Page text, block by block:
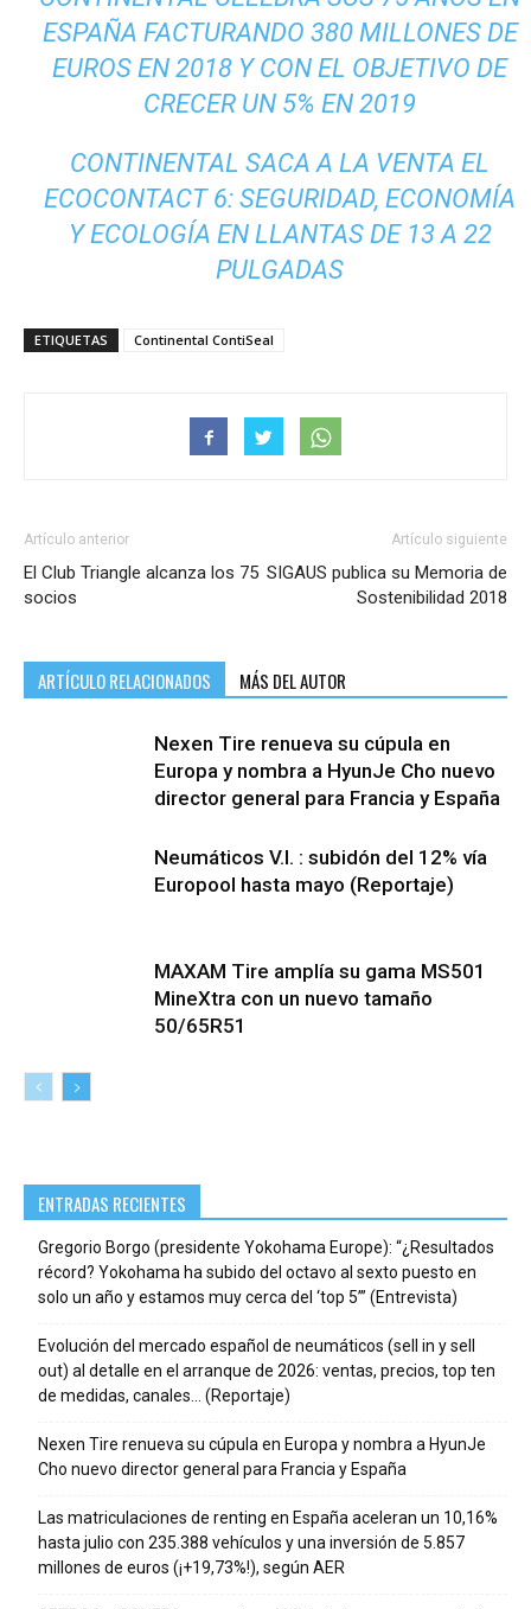
ESPAÑA FACTURANDO 380 MILLONES DE
EUROS EN 2018 Y CON EL OBJETIVO DE
CRECER UN 5% EN 2019
CONTINENTAL SACA A LA VENTA EL
ECOCONTACT 6: SEGURIDAD, ECONOMÍA
Y ECOLOGÍA EN LLANTAS DE 13 A 22
PULGADAS
ETIQUETAS Continental ContiSeal
Artículo anterior
El Club Triangle alcanza los 75
socios
Artículo siguiente
SIGAUS publica su Memoria de
Sostenibilidad 2018
ARTÍCULO RELACIONADOS MÁS DEL AUTOR
Nexen Tire renueva su cúpula en
Europa y nombra a HyunJe Cho nuevo
director general para Francia y España
Neumáticos V.I. : subidón del 12% vía
Europool hasta mayo (Reportaje)
MAXAM Tire amplía su gama MS501
MineXtra con un nuevo tamaño
50/65R51
ENTRADAS RECIENTES
Gregorio Borgo (presidente Yokohama Europe): “¿Resultados
récord? Yokohama ha subido del octavo al sexto puesto en
solo un año y estamos muy cerca del ‘top 5’” (Entrevista)
Evolución del mercado español de neumáticos (sell in y sell
out) al detalle en el arranque de 2026: ventas, precios, top ten
de medidas, canales… (Reportaje)
Nexen Tire renueva su cúpula en Europa y nombra a HyunJe
Cho nuevo director general para Francia y España
Las matriculaciones de renting en España aceleran un 10,16%
hasta julio con 235.388 vehículos y una inversión de 5.857
millones de euros (¡+19,73%!), según AER